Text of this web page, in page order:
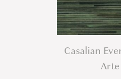
Casalian
Arte